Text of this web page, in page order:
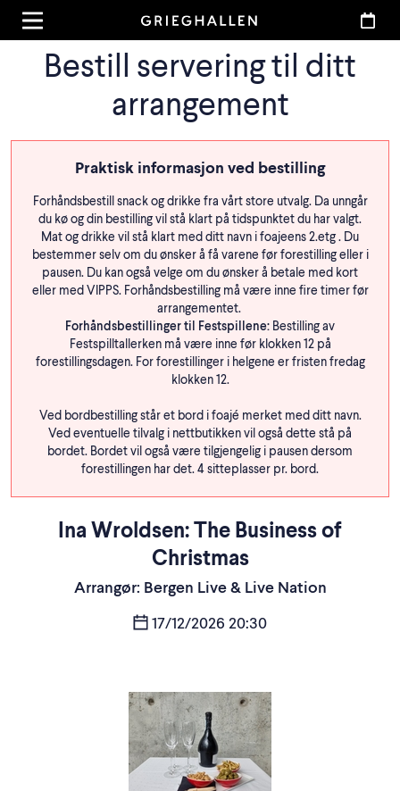
Bestill servering til ditt
arrangement
Praktisk informasjon ved bestilling
Forhåndsbestill snack og drikke fra vårt store utvalg. Da unngår
du kø og din bestilling vil stå klart på tidspunktet du har valgt.
Mat og drikke vil stå klart med ditt navn i foajeens 2.etg . Du
bestemmer selv om du ønsker å få varene før forestilling eller i
pausen. Du kan også velge om du ønsker å betale med kort
eller med VIPPS. Forhåndsbestilling må være inne fire timer før
arrangementet.
Forhåndsbestillinger til Festspillene: Bestilling av
Festspilltallerken må være inne før klokken 12 på
forestillingsdagen. For forestillinger i helgene er fristen fredag
klokken 12.
Ved bordbestilling står et bord i foajé merket med ditt navn.
Ved eventuelle tilvalg i nettbutikken vil også dette stå på
bordet. Bordet vil også være tilgjengelig i pausen dersom
forestillingen har det. 4 sitteplasser pr. bord.
Ina Wroldsen: The Business of
Christmas
Arrangør: Bergen Live & Live Nation
17/12/2026 20:30